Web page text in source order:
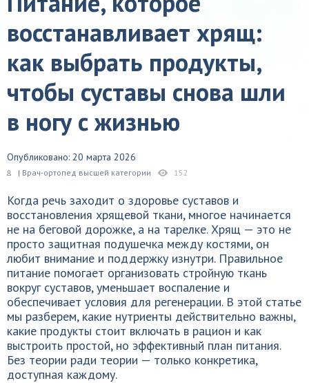
восстанавливает хрящ:
как выбрать продукты,
чтобы суставы снова шли
в ногу с жизнью
Опубликовано: 20 марта 2026
| Врач-ортопед высшей категории 152
Когда речь заходит о здоровье суставов и
восстановления хрящевой ткани, многое начинается
не на беговой дорожке, а на тарелке. Хрящ — это не
просто защитная подушечка между костями, он
любит внимание и поддержку изнутри. Правильное
питание помогает организовать стройную ткань
вокруг суставов, уменьшает воспаление и
обеспечивает условия для регенерации. В этой статье
мы разберем, какие нутриенты действительно важны,
какие продукты стоит включать в рацион и как
выстроить простой, но эффективный план питания.
Без теории ради теории — только конкретика,
доступная каждому.